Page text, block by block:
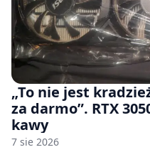
„To nie jest
za darmo”. RTX
kawy
7 sie 2026